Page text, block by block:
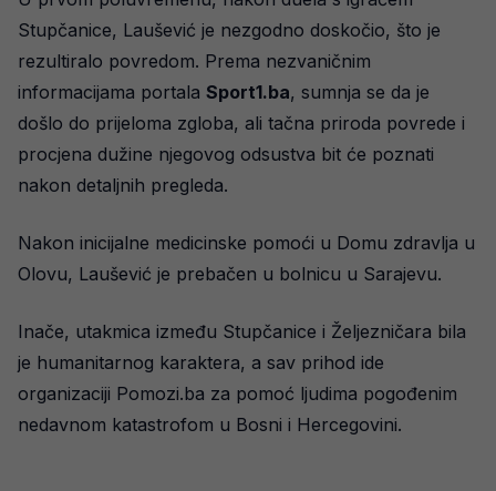
Stupčanice, Laušević je nezgodno doskočio, što je
rezultiralo povredom. Prema nezvaničnim
informacijama portala Sport1.ba, sumnja se da je
došlo do prijeloma zgloba, ali tačna priroda povrede i
procjena dužine njegovog odsustva bit će poznati
nakon detaljnih pregleda.
Nakon inicijalne medicinske pomoći u Domu zdravlja u
Olovu, Laušević je prebačen u bolnicu u Sarajevu.
Inače, utakmica između Stupčanice i Željezničara bila
je humanitarnog karaktera, a sav prihod ide
organizaciji Pomozi.ba za pomoć ljudima pogođenim
nedavnom katastrofom u Bosni i Hercegovini.